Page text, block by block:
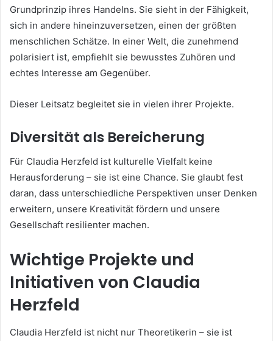
Grundprinzip ihres Handelns. Sie sieht in der Fähigkeit,
sich in andere hineinzuversetzen, einen der größten
menschlichen Schätze. In einer Welt, die zunehmend
polarisiert ist, empfiehlt sie bewusstes Zuhören und
echtes Interesse am Gegenüber.
Dieser Leitsatz begleitet sie in vielen ihrer Projekte.
Diversität als Bereicherung
Für Claudia Herzfeld ist kulturelle Vielfalt keine
Herausforderung – sie ist eine Chance. Sie glaubt fest
daran, dass unterschiedliche Perspektiven unser Denken
erweitern, unsere Kreativität fördern und unsere
Gesellschaft resilienter machen.
Wichtige Projekte und
Initiativen von Claudia
Herzfeld
Claudia Herzfeld ist nicht nur Theoretikerin – sie ist